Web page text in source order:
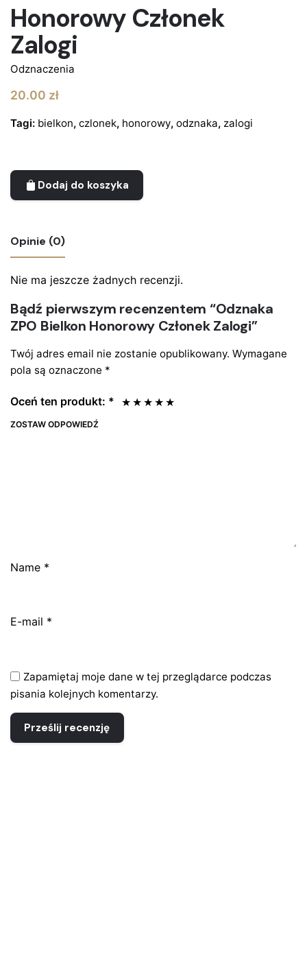
Honorowy Członek
Zalogi
Odznaczenia
20.00 zł
Tagi: bielkon, czlonek, honorowy, odznaka, zalogi
Dodaj do koszyka
Opinie (0)
Nie ma jeszcze żadnych recenzji.
Bądź pierwszym recenzentem “Odznaka
ZPO Bielkon Honorowy Członek Zalogi”
Twój adres email nie zostanie opublikowany. Wymagane
pola są oznaczone *
Oceń ten produkt: *
ZOSTAW ODPOWIEDŹ
Name *
E-mail *
Zapamiętaj moje dane w tej przeglądarce podczas
pisania kolejnych komentarzy.